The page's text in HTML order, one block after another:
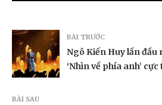
BÀI TRƯỚC
Ngô Kiến Huy lần
‘Nhìn về phía anh’
BÀI SAU